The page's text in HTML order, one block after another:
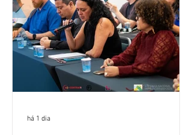
há 1 dia